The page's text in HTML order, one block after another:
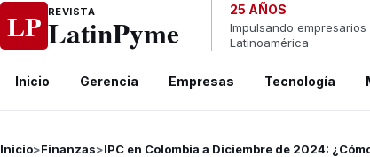
Ir al contenido
LP REVISTA
LatinPyme
25 AÑOS
Impulsando empresarios
Latinoamérica
Inicio Gerencia Empresas Tecnología
Inicio>Finanzas>IPC en Colombia a Diciembre de 2024: